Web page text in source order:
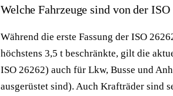
Welche Fahrzeuge sind von der
Während die erste Fassung der ISO
höchstens 3,5 t beschränkte, gilt die
ISO 26262) auch für Lkw, Busse und
ausgerüstet sind). Auch Krafträder sind